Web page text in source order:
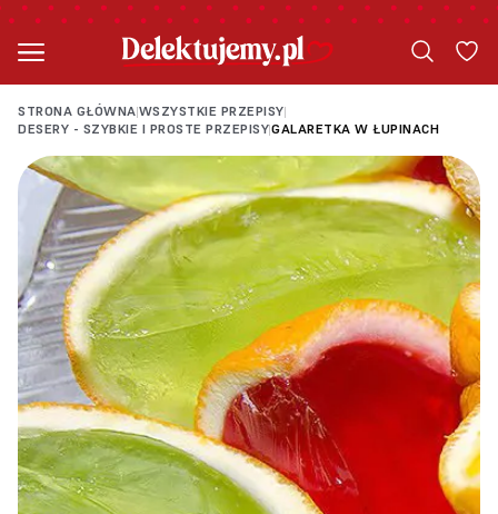
STRONA GŁÓWNA|WSZYSTKIE PRZEPISY|
DESERY - SZYBKIE I PROSTE PRZEPISY|GALARETKA W ŁUPINACH